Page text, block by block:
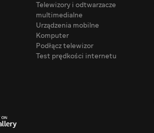
Telewizory i odtwarzacze
multimedialne
Urządzenia mobilne
Komputer
Podłącz telewizor
Test prędkości internetu